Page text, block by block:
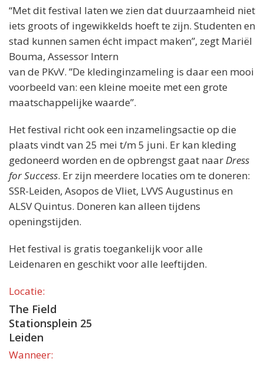
“Met dit festival laten we zien dat duurzaamheid niet
iets groots of ingewikkelds hoeft te zijn. Studenten en
stad kunnen samen écht impact maken”, zegt Mariël
Bouma, Assessor Intern
van de PKvV. ”De kledinginzameling is daar een mooi
voorbeeld van: een kleine moeite met een grote
maatschappelijke waarde”.
Het festival richt ook een inzamelingsactie op die
plaats vindt van 25 mei t/m 5 juni. Er kan kleding
gedoneerd worden en de opbrengst gaat naarDress
for Success. Er zijn meerdere locaties om te doneren:
SSR-Leiden, Asopos de Vliet, LVVS Augustinus en
ALSV Quintus. Doneren kan alleen tijdens
openingstijden.
Het festival is gratis toegankelijk voor alle
Leidenaren en geschikt voor alle leeftijden.
Locatie:
The Field
Stationsplein 25
Leiden
Wanneer: